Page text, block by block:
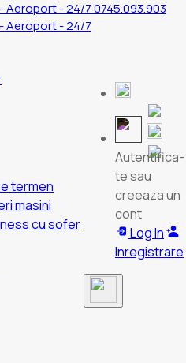
0745.093.903
termen
masini
cu sofer
Autentifica-
te sau
creeaza un
cont
Log In
Inregistrare